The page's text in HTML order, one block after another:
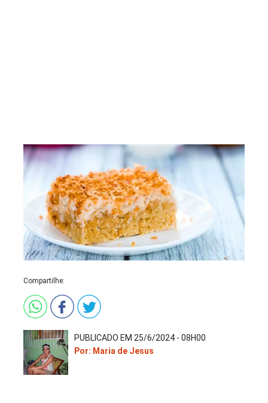
Compartilhe:
PUBLICADO EM 25/6/2024 - 08H00
Por: Maria de Jesus